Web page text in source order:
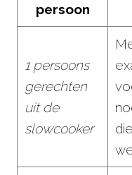
persoon
1 persoons
gerechten
uit de
slowcooker